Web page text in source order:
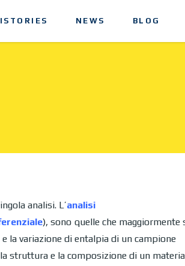
NEWS BLOG
analisi. L’analisi
), sono quelle che maggiormente
la variazione di entalpia di un campione
struttura e la composizione di un